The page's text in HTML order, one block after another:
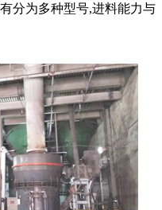
分为多种型号,进料能力与